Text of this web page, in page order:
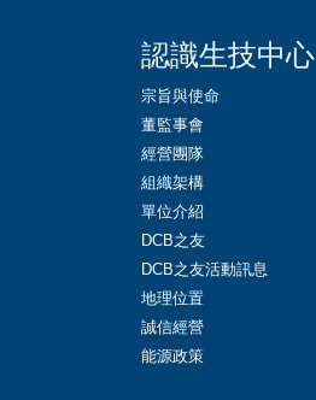
認識生技中心
宗旨與使命
董監事會
經營團隊
組織架構
單位介紹
DCB之友
DCB之友活動訊息
地理位置
誠信經營
能源政策